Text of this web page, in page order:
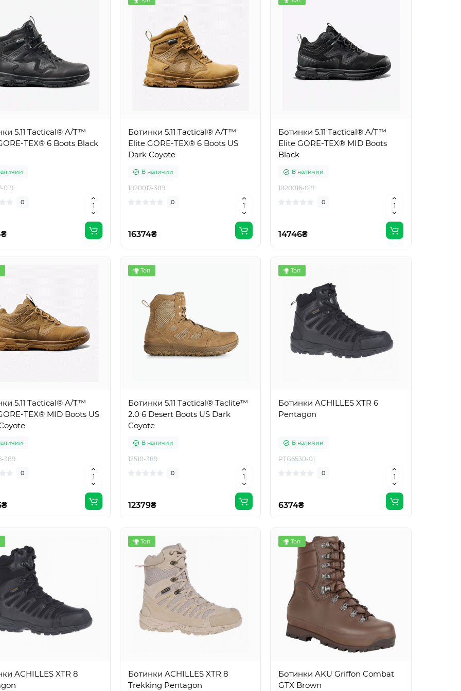
5.11 Tactical® A/T™
TEX® 6 Boots Black
019
0
Ботинки 5.11 Tactical® A/T™
Elite GORE-TEX® 6 Boots US
Dark Coyote
В наличии
1820017-389
0
16374₴
Ботинки 5.11 Tactical® A/T™
Elite GORE-TEX® MID Boots
Black
В наличии
1820016-019
0
14746₴
5.11 Tactical® A/T™
TEX® MID Boots US
389
0
Топ
Ботинки 5.11 Tactical® Taclite™
2.0 6 Desert Boots US Dark
Coyote
В наличии
12510-389
0
12379₴
Топ
Ботинки ACHILLES XTR 6
Pentagon
В наличии
PTG6530-01
0
6374₴
ACHILLES XTR 8
Топ
Ботинки ACHILLES XTR 8
Trekking Pentagon
Топ
Ботинки AKU Griffon Combat
GTX Brown